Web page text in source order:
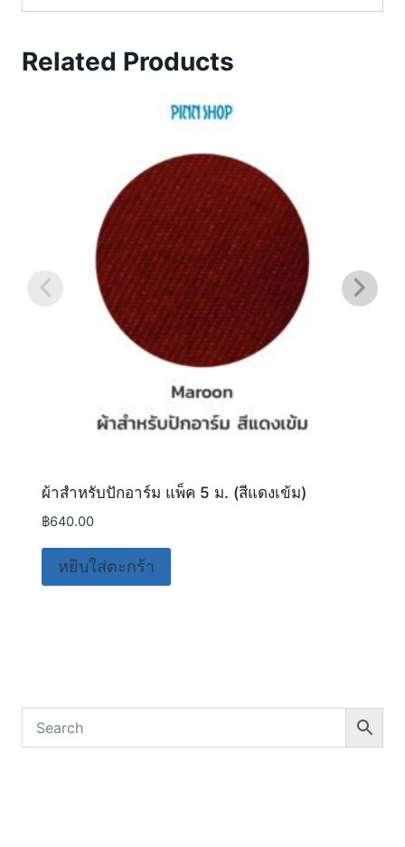
Related Products
ผ้าสำหรับปักอาร์ม แพ็ค 5 ม. (สีแดงเข้ม)
฿640.00
หยิบใส่ตะกร้า